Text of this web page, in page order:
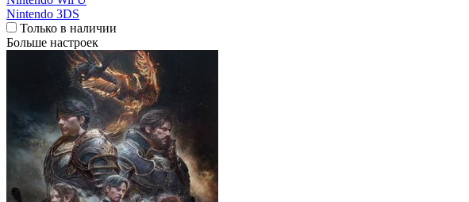
Nintendo 3DS
Только в наличии
Больше настроек